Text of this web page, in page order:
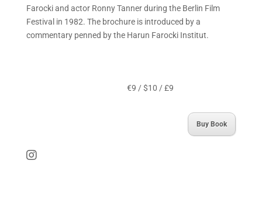
Farocki and actor Ronny Tannerduring the Berlin Film
Festival in 1982. The brochure is introduced by a
commentary penned by the Harun Farocki Institut.
€9 / $10 / £9
Buy Book